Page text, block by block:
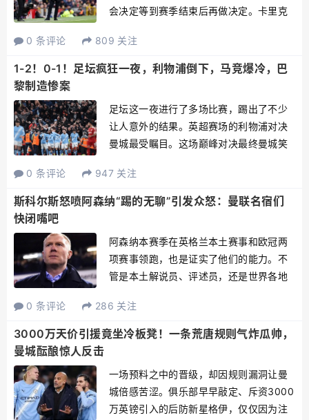
会决定等到赛季结束后再做决定。卡里克
任后球队一路连胜，现在他留任也可能成
为一个选项。即使卡里克最终带队获得欧
0 条评论 809 关注
1-2！0-1！足坛疯狂一夜，利物浦倒下，马竞爆冷，巴
黎制造惨案
足坛这一夜进行了多场比赛，踢出了不少
让人意外的结果。英超赛场的利物浦对决
曼城最受瞩目。这场巅峰对决最终曼城笑
浦一度取得领先。索博斯洛伊在第74分钟
的世界波让利物浦掌控主动权。但是，之
0 条评论 947 关注
斯科尔斯怒喷阿森纳“踢的无聊”引发众怒：曼联名宿们
快闭嘴吧
阿森纳本赛季在英格兰本土赛事和欧冠两
项赛事领跑，也是证实了他们的能力。不
管是本土解说员、评述员，还是世界各地
赞美。他们打出了坚定防守，在对手掉链
子时，自己也能够咬紧牙关解除问题，保
0 条评论 286 关注
3000万天价引援竟坐冷板凳！一条荒唐规则气炸瓜帅，
曼城酝酿惊人反击
一场预料之中的晋级，却因规则漏洞让曼
城倍感苦涩。俱乐部早早敲定、斥资3000
万英镑引入的后防新星格伊，仅仅因为注